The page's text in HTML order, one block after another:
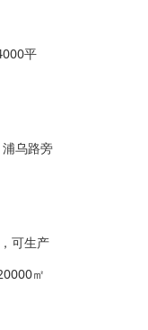
平
浦乌路旁
可生产
㎡